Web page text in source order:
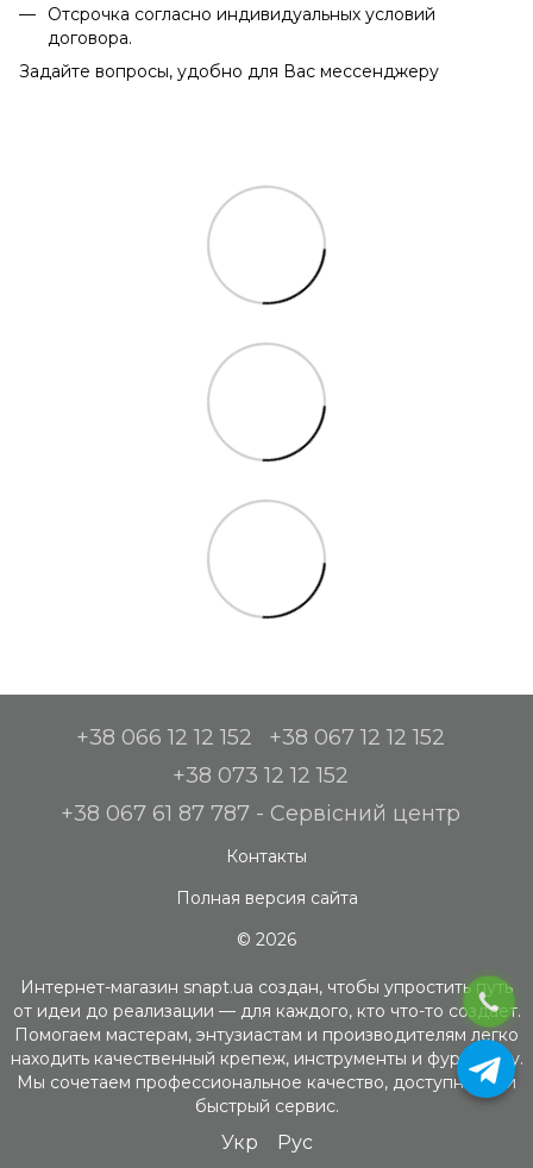
Отсрочка согласно индивидуальных условий
договора.
Задайте вопросы, удобно для Вас мессенджеру
+38 066 12 12 152
+38 067 12 12 152
+38 073 12 12 152
+38 067 61 87 787 - Сервісний центр
Контакты
Полная версия сайта
© 2026
Интернет-магазин snapt.ua создан, чтобы упростить путь
от идеи до реализации — для каждого, кто что-то создает.
Помогаем мастерам, энтузиастам и производителям легко
находить качественный крепеж, инструменты и фурнитуру.
Мы сочетаем профессиональное качество, доступность и
быстрый сервис.
Укр Рус